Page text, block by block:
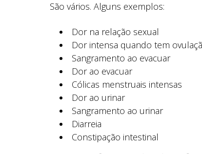
São vários. Alguns exemplos:
Dor na relação sexual
Dor intensa quando tem
Sangramento ao evacuar
Dor ao evacuar
Cólicas menstruais intensas
Dor ao urinar
Sangramento ao urinar
Diarreia
Constipação intestinal